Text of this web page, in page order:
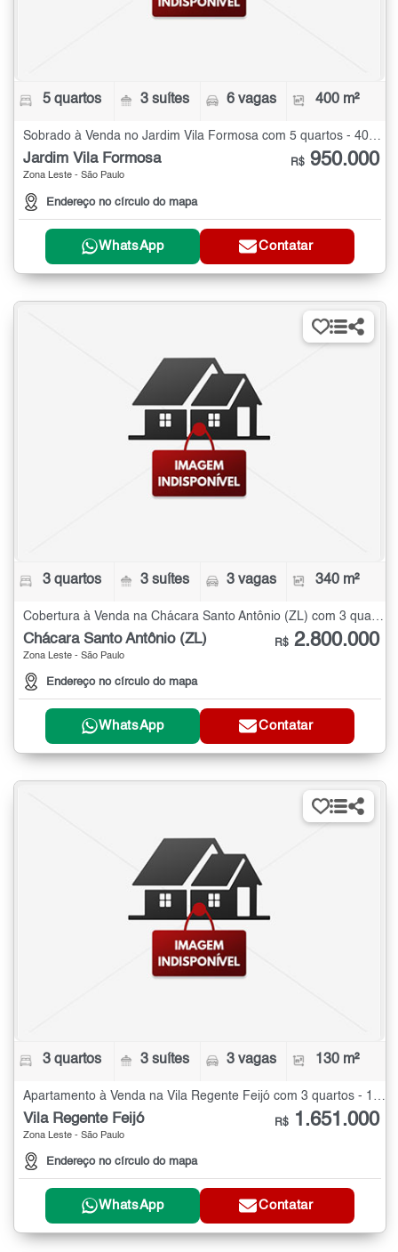
5 quartos 3 suítes 6 vagas 400 m²
Sobrado à Venda no Jardim Vila Formosa com 5 quartos - 400 m²
Jardim Vila Formosa
Zona Leste - São Paulo
Endereço no círculo do mapa
R$ 950.000
WhatsApp Contatar
3 quartos 3 suítes 3 vagas 340 m²
Chácara Santo Antônio (ZL)
Zona Leste - São Paulo
Endereço no círculo do mapa
R$ 2.800.000
WhatsApp Contatar
3 quartos 3 suítes 3 vagas 130 m²
Vila Regente Feijó
Zona Leste - São Paulo
Endereço no círculo do mapa
R$ 1.651.000
WhatsApp Contatar